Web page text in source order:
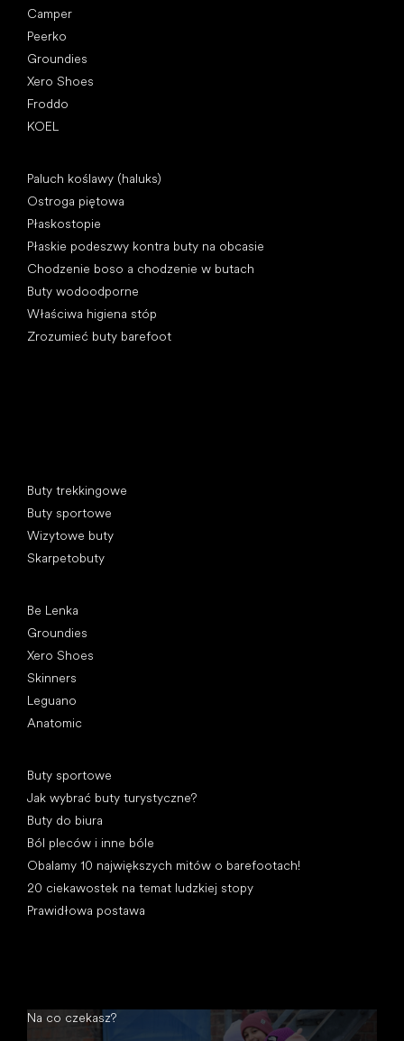
Camper
Peerko
Groundies
Xero Shoes
Froddo
KOEL
Paluch koślawy (haluks)
Ostroga piętowa
Płaskostopie
Płaskie podeszwy kontra buty na obcasie
Chodzenie boso a chodzenie w butach
Buty wodoodporne
Właściwa higiena stóp
Zrozumieć buty barefoot
Buty trekkingowe
Buty sportowe
Wizytowe buty
Skarpetobuty
Be Lenka
Groundies
Xero Shoes
Skinners
Leguano
Anatomic
Buty sportowe
Jak wybrać buty turystyczne?
Buty do biura
Ból pleców i inne bóle
Obalamy 10 największych mitów o barefootach!
20 ciekawostek na temat ludzkiej stopy
Prawidłowa postawa
Na co czekasz?